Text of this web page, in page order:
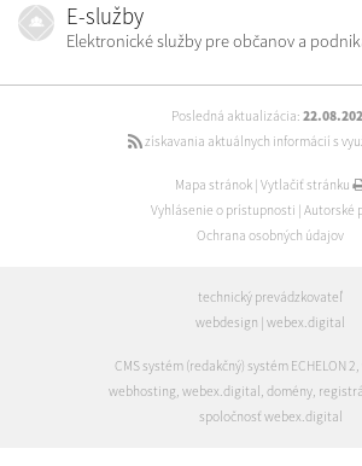
E-služby
Elektronické služby pre občanov a
Posledná aktualizácia:
získavania aktuálnych informácií s
Mapa stránok | Vytlačiť stránku
Vyhlásenie o prístupnosti | Autorské
Ochrana osobných údajov
technický prevádzkovateľ
webdesign | webex.digital
CMS systém (redakčný) systém ECHELON 2,
webhosting, webex.digital, domény,
spoločnosť webex.digital